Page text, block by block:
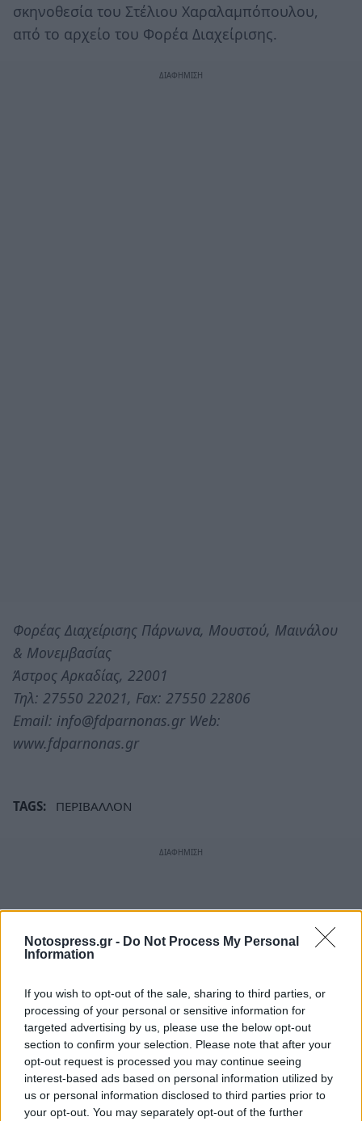
Notospress.gr - Do Not Process My Personal
Information
If you wish to opt-out of the sale, sharing to third parties, or
processing of your personal or sensitive information for
targeted advertising by us, please use the below opt-out
section to confirm your selection. Please note that after your
opt-out request is processed you may continue seeing
interest-based ads based on personal information utilized by
us or personal information disclosed to third parties prior to
your opt-out. You may separately opt-out of the further
σκηνοθεσία του Στέλιου Χαραλαμπόπουλου,
από το αρχείο του Φορέα Διαχείρισης.
Φορέας Διαχείρισης Πάρνωνα, Μουστού, Μαινάλου
& Μονεμβασίας
Άστρος Αρκαδίας, 22001
Τηλ: 27550 22021, Fax: 27550 22806
Email: info@fdparnonas.gr Web:
www.fdparnonas.gr
TAGS: ΠΕΡΙΒΑΛΛΟΝ